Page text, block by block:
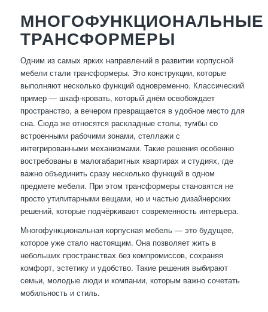
МНОГОФУНКЦИОНАЛЬНЫЕ
ТРАНСФОРМЕРЫ
Одним из самых ярких направлений в развитии корпусной
мебели стали трансформеры. Это конструкции, которые
выполняют несколько функций одновременно. Классический
пример — шкаф-кровать, который днём освобождает
пространство, а вечером превращается в удобное место для
сна. Сюда же относятся раскладные столы, тумбы со
встроенными рабочими зонами, стеллажи с
интегрированными механизмами. Такие решения особенно
востребованы в малогабаритных квартирах и студиях, где
важно объединить сразу несколько функций в одном
предмете мебели. При этом трансформеры становятся не
просто утилитарными вещами, но и частью дизайнерских
решений, которые подчёркивают современность интерьера.
Многофункциональная корпусная мебель — это будущее,
которое уже стало настоящим. Она позволяет жить в
небольших пространствах без компромиссов, сохраняя
комфорт, эстетику и удобство. Такие решения выбирают
семьи, молодые люди и компании, которым важно сочетать
мобильность и стиль.